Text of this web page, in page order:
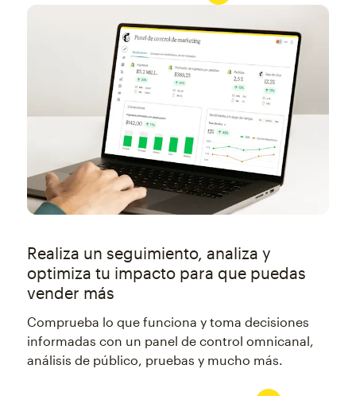
Realiza un seguimiento, analiza y
optimiza tu impacto para que puedas
vender más
Comprueba lo que funciona y toma decisiones
informadas con un panel de control omnicanal,
análisis de público, pruebas y mucho más.